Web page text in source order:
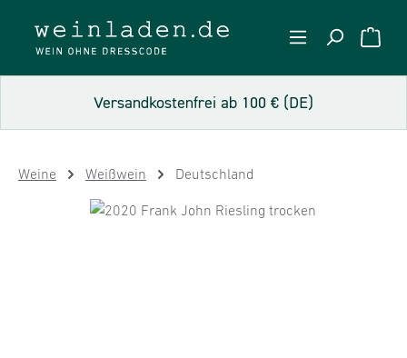
Zum Hauptinhalt springen
Versandkostenfrei ab 100 € (DE)
Weine Weißwein Deutschland
Bildergalerie überspringen